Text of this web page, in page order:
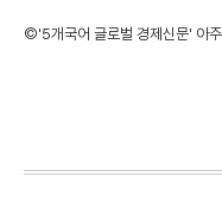
©'5개국어 글로벌 경제신문' 아주